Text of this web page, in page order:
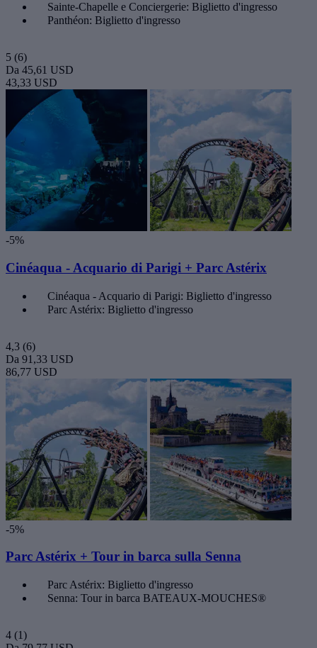
Sainte-Chapelle e Conciergerie: Biglietto d'ingresso
Panthéon: Biglietto d'ingresso
5 (6)
Da 45,61 USD
43,33 USD
-5%
Cinéaqua - Acquario di Parigi + Parc Astérix
Cinéaqua - Acquario di Parigi: Biglietto d'ingresso
Parc Astérix: Biglietto d'ingresso
4,3 (6)
Da 91,33 USD
86,77 USD
-5%
Parc Astérix + Tour in barca sulla Senna
Parc Astérix: Biglietto d'ingresso
Senna: Tour in barca BATEAUX-MOUCHES®
4 (1)